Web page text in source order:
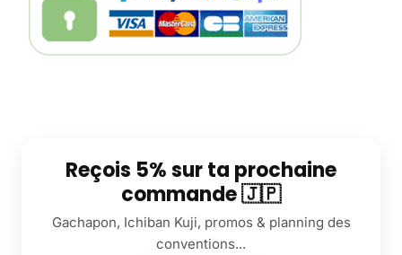
Reçois 5% sur ta prochaine
commande 🇯🇵
Gachapon, Ichiban Kuji, promos & planning des
conventions...